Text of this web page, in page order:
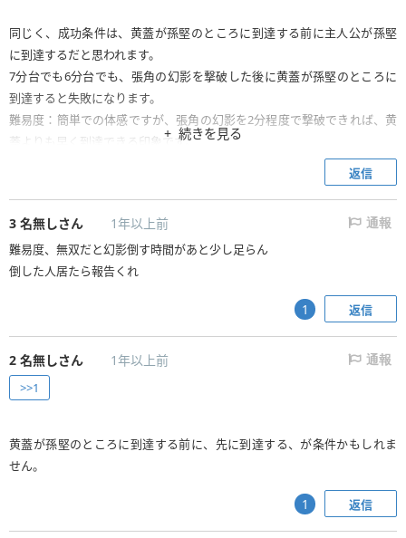
同じく、成功条件は、黄蓋が孫堅のところに到達する前に主人公が孫堅
に到達するだと思われます。
7分台でも6分台でも、張角の幻影を撃破した後に黄蓋が孫堅のところに
到達すると失敗になります。
難易度：簡単での体感ですが、張角の幻影を2分程度で撃破できれば、黄
蓋よりも早く到達できる印象です。続きを見る
返信
3 名無しさん 1年以上前 通報
難易度、無双だと幻影倒す時間があと少し足らん
倒した人居たら報告くれ
返信
1
2 名無しさん 1年以上前 通報
>>1
黄蓋が孫堅のところに到達する前に、先に到達する、が条件かもしれま
せん。
返信
1